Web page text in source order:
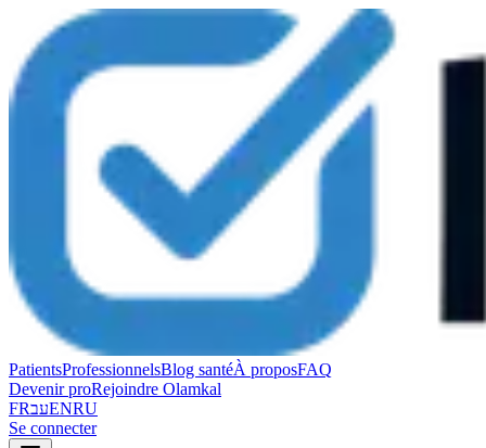
PatientsProfessionnelsBlog santéÀ proposFAQ
Devenir proRejoindre Olamkal
FRעבENRU
Se connecter